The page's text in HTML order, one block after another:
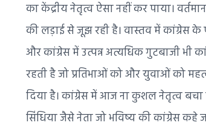
का केंद्रीय नेतृत्व ऐसा नहीं कर पाया।
की लड़ाई से जूझ रही है। वास्तव में कांग्रेस
और कांग्रेस में उत्पन्न अत्यधिक गुटबाजी भी
रहती है जो प्रतिभाओं को और युवाओं को
दिया है। कांग्रेस में आज ना कुशल नेतृत्व बचा
सिंधिया जैसे नेता जो भविष्य की कांग्रेस कहे